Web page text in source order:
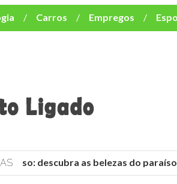
Carros Empregos
Negócios
Música e TV
descubra as belezas do paraíso